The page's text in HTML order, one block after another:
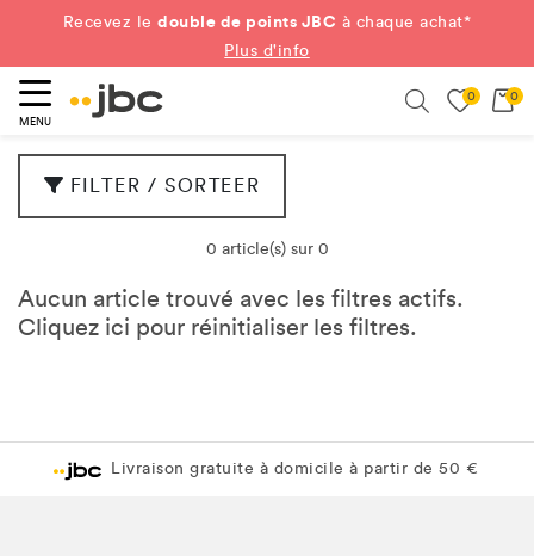
Recevez ledouble de points JBC à chaque achat*
Plus d'info
MENU
0 0
FILTER / SORTEER
0 article(s) sur 0
Aucun article trouvé avec les filtres actifs.
Cliquez ici pour réinitialiser les filtres.
Livraison gratuite à domicile à partir de 50 €